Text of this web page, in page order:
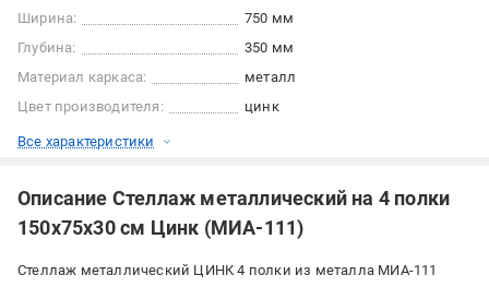
Ширина:
750 мм
Глубина:
350 мм
Материал каркаса:
металл
Цвет производителя:
цинк
Все характеристики
Описание Стеллаж металлический на 4 полки
150х75х30 см Цинк (МИА-111)
Стеллаж металлический ЦИНК 4 полки из металла МИА-111